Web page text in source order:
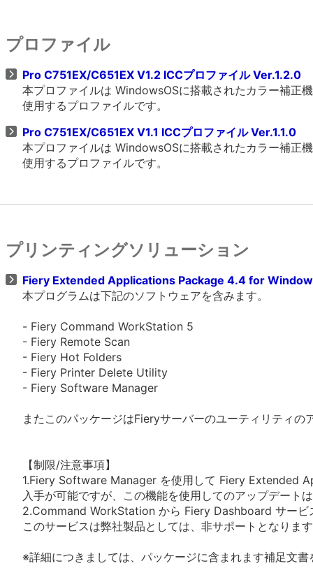
プロファイル
Pro C751EX/C651EX V1.2 ICCプロファイル Ver.1.2.0
本プロファイルは WindowsOSに搭載されたカラー補正
使用するプロファイルです。
Pro C751EX/C651EX V1.1 ICCプロファイル Ver.1.1.0
本プロファイルは WindowsOSに搭載されたカラー補正
使用するプロファイルです。
プリンティングソリューション
Fiery Extended Applications Package 4.4 for
本プログラムは下記のソフトウェアを含みます。
- Fiery Command WorkStation 5
- Fiery Remote Scan
- Fiery Hot Folders
- Fiery Printer Delete Utility
- Fiery Software Manager
またこのパッケージはFieryサーバーのユーティリティの
【制限/注意事項】
1.Fiery Software Manager を使用して Fiery Extended
入手が可能ですが、この機能を使用してのアップデート
2.Command WorkStation から Fiery Dashboard サービ
このサービスは弊社製品としては、非サポートとなりま
※詳細につきましては、パッケージに含まれます補足文